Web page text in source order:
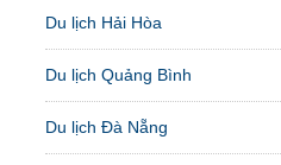
Du lịch Hải Hòa
Du lịch Quảng Bình
Du lịch Đà Nẵng